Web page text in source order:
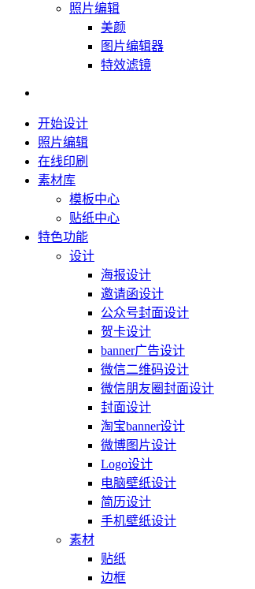
照片编辑
美颜
图片编辑器
特效滤镜
开始设计
照片编辑
在线印刷
素材库
模板中心
贴纸中心
特色功能
设计
海报设计
邀请函设计
公众号封面设计
贺卡设计
banner广告设计
微信二维码设计
微信朋友圈封面设计
封面设计
淘宝banner设计
微博图片设计
Logo设计
电脑壁纸设计
简历设计
手机壁纸设计
素材
贴纸
边框